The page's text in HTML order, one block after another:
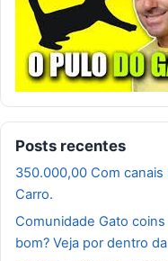
Posts recentes
350.000,00 Com
Carro.
Comunidade Gato
bom? Veja por dentro